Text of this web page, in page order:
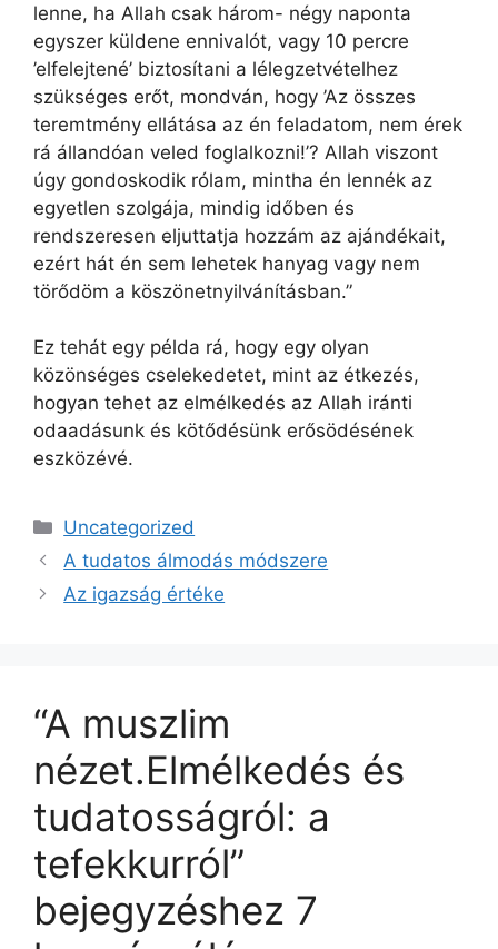
lenne, ha Allah csak három- négy naponta
egyszer küldene ennivalót, vagy 10 percre
’elfelejtené’ biztosítani a lélegzetvételhez
szükséges erőt, mondván, hogy ’Az összes
teremtmény ellátása az én feladatom, nem érek
rá állandóan veled foglalkozni!’? Allah viszont
úgy gondoskodik rólam, mintha én lennék az
egyetlen szolgája, mindig időben és
rendszeresen eljuttatja hozzám az ajándékait,
ezért hát én sem lehetek hanyag vagy nem
törődöm a köszönetnyilvánításban.”
Ez tehát egy példa rá, hogy egy olyan
közönséges cselekedetet, mint az étkezés,
hogyan tehet az elmélkedés az Allah iránti
odaadásunk és kötődésünk erősödésének
eszközévé.
Kategória
Uncategorized
A tudatos álmodás módszere
Az igazság értéke
“A muszlim
nézet.Elmélkedés és
tudatosságról: a
tefekkurról”
bejegyzéshez 7